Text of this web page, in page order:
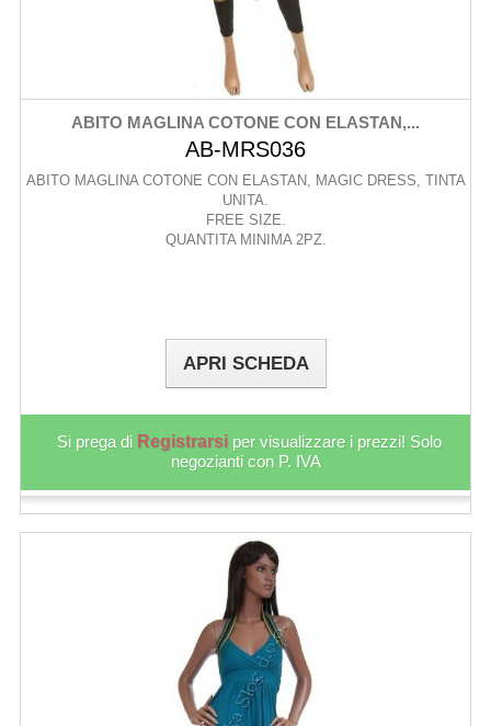
ABITO MAGLINA COTONE CON ELASTAN,...
AB-MRS036
ABITO MAGLINA COTONE CON ELASTAN, MAGIC DRESS, TINTA
UNITA.
FREE SIZE.
QUANTITA MINIMA 2PZ.
APRI SCHEDA
Si prega di Registrarsi per visualizzare i prezzi! Solo
negozianti con P. IVA